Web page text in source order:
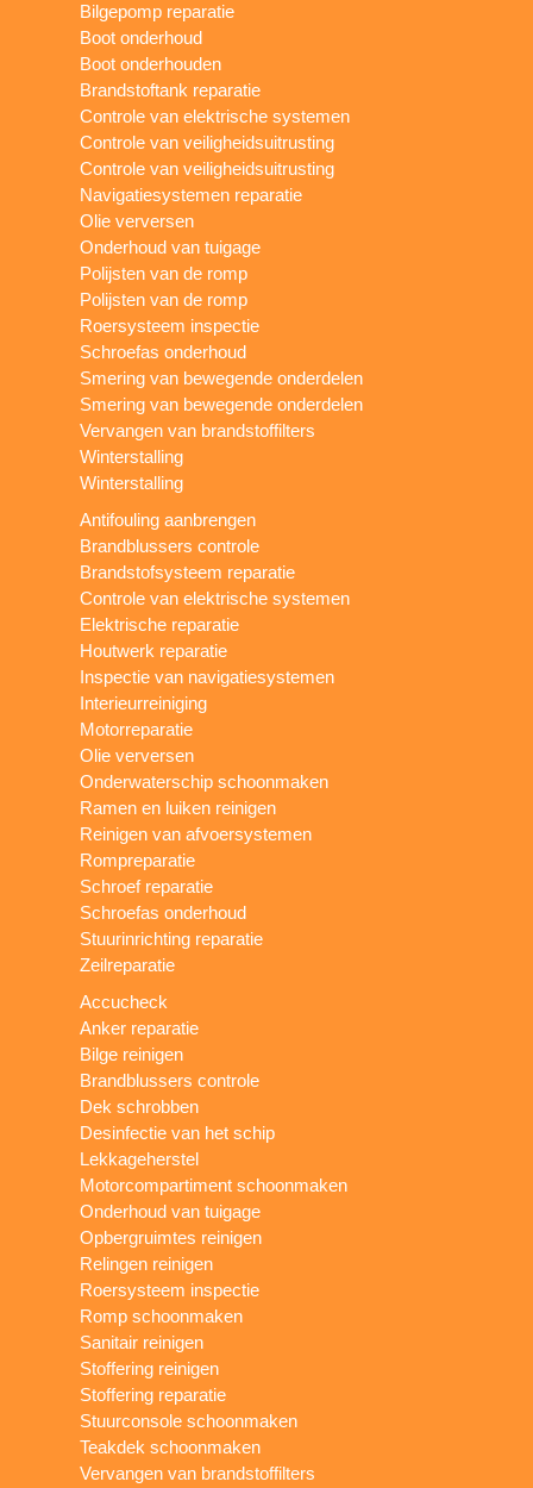
Bilgepomp reparatie
Boot onderhoud
Boot onderhouden
Brandstoftank reparatie
Controle van elektrische systemen
Controle van veiligheidsuitrusting
Controle van veiligheidsuitrusting
Navigatiesystemen reparatie
Olie verversen
Onderhoud van tuigage
Polijsten van de romp
Polijsten van de romp
Roersysteem inspectie
Schroefas onderhoud
Smering van bewegende onderdelen
Smering van bewegende onderdelen
Vervangen van brandstoffilters
Winterstalling
Winterstalling
Antifouling aanbrengen
Brandblussers controle
Brandstofsysteem reparatie
Controle van elektrische systemen
Elektrische reparatie
Houtwerk reparatie
Inspectie van navigatiesystemen
Interieurreiniging
Motorreparatie
Olie verversen
Onderwaterschip schoonmaken
Ramen en luiken reinigen
Reinigen van afvoersystemen
Rompreparatie
Schroef reparatie
Schroefas onderhoud
Stuurinrichting reparatie
Zeilreparatie
Accucheck
Anker reparatie
Bilge reinigen
Brandblussers controle
Dek schrobben
Desinfectie van het schip
Lekkageherstel
Motorcompartiment schoonmaken
Onderhoud van tuigage
Opbergruimtes reinigen
Relingen reinigen
Roersysteem inspectie
Romp schoonmaken
Sanitair reinigen
Stoffering reinigen
Stoffering reparatie
Stuurconsole schoonmaken
Teakdek schoonmaken
Vervangen van brandstoffilters